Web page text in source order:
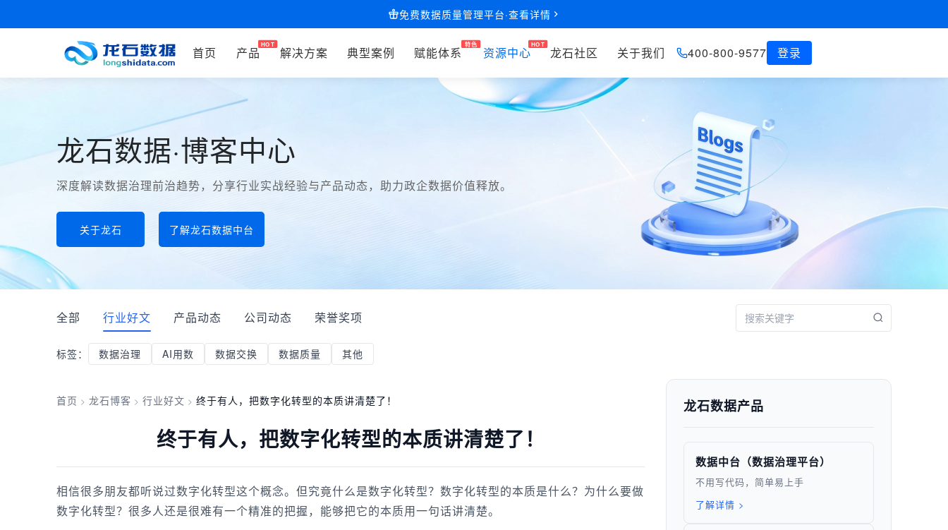
免费数据质量管理平台·查看详情
龙石数据·博客中心
深度解读数据治理前治趋势，分享行业实战经验与产品动态，助力政企数据价值释放。
关于龙石 了解龙石数据中台
全部 行业好文 产品动态 公司动态 荣誉奖项
标签： 数据治理 AI用数 数据交换 数据质量 其他
首页 > 龙石博客 > 行业好文 > 终于有人，把数字化转型的本质讲清楚了！
终于有人，把数字化转型的本质讲清楚了！
相信很多朋友都听说过数字化转型这个概念。但究竟什么是数字化转型？数字化转型的本质是什么？为什么要做
数字化转型？很多人还是很难有一个精准的把握，能够把它的本质用一句话讲清楚。
龙石数据产品
数据中台（数据治理平台）
不用写代码，简单易上手
了解详情 >
首页 产品 解决方案 典型案例 赋能体系 资源中心 龙石社区 关于我们 400-800-9577 登录